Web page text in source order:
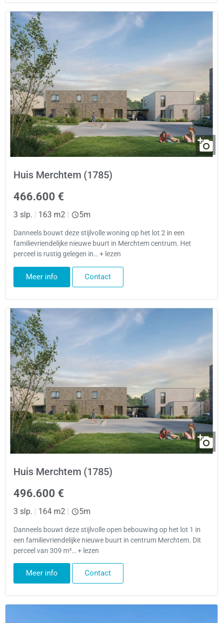
Huis Merchtem (1785)
466.600 €
3 slp. | 163 m2 | 5m
Danneels bouwt deze stijlvolle woning op het lot 2 in een
familievriendelijke nieuwe buurt in Merchtem centrum. Het
perceel is rustig gelegen in… + lezen
Meer info Contact
Huis Merchtem (1785)
496.600 €
3 slp. | 164 m2 | 5m
Danneels bouwt deze stijlvolle open bebouwing op het lot 1 in
een familievriendelijke nieuwe buurt in centrum Merchtem. Dit
perceel van 309 m²… + lezen
Meer info Contact